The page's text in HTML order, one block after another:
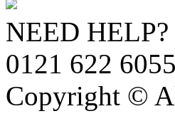
NEED HELP?
0121 622 6055
Copyright ©